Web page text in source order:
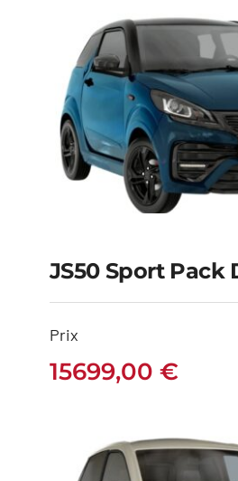
JS50 Sport
15699,00
JS50 Sport Pack
Prix
15699,00 €